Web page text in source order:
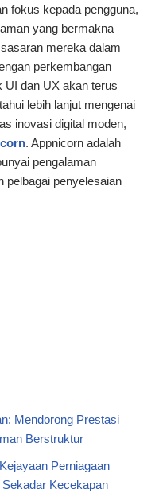
fokus kepada pengguna,
yang bermakna
mereka dalam
perkembangan
UI dan UX akan terus
lebih lanjut mengenai
inovasi digital moden,
. Appnicorn adalah
pengalaman
pelbagai penyelesaian
Mendorong Prestasi
Berstruktur
Perniagaan
Kecekapan